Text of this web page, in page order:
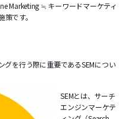
Marketing ≒ キーワードマーケティ
です。
グを行う際に重要であるSEMについ
SEMとは、サーチ
エンジンマーケテ